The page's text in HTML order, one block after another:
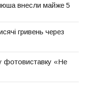
внесли майже 5
гривень через
фотовиставку «Не